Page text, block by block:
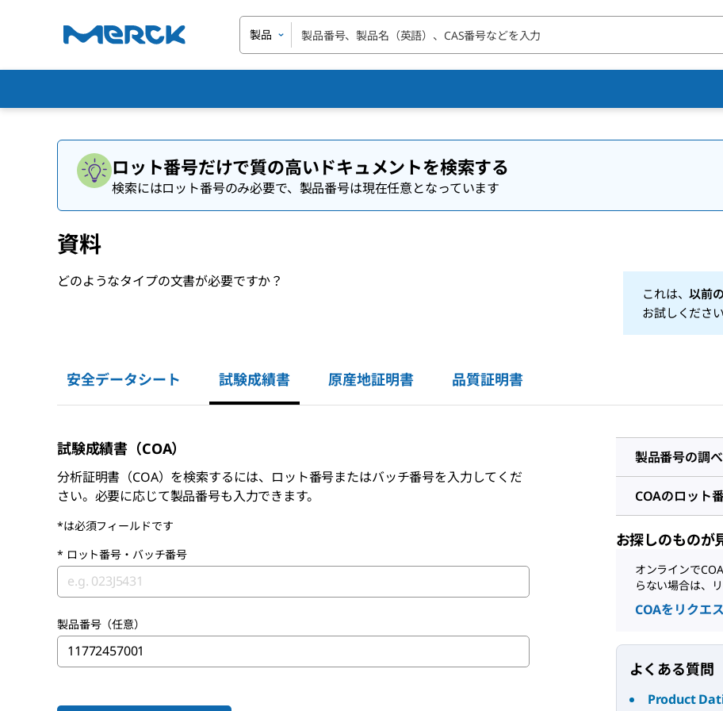
製品
ロット番号だけで質の高いドキュメントを検索する
検索にはロット番号のみ必要で、製品番号は現在任意となっています
資料
どのようなタイプの文書が必要ですか？
これは、以前
お試しください
安全データシート 試験成績書 原産地証明書 品質証明書
試験成績書（COA）
分析証明書（COA）を検索するには、ロット番号またはバッチ番号を入力してくだ
さい。必要に応じて製品番号も入力できます。
*は必須フィールドです
* ロット番号・バッチ番号
製品番号（任意）
製品番号の調
COAのロット
お探しのものが
オンラインで
らない場合は、
COAをリクエ
よくある質問
Product